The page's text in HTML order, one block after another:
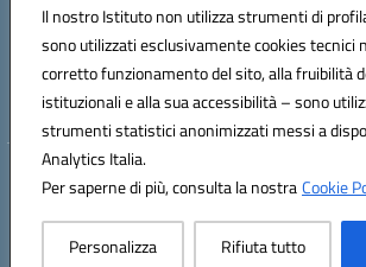
Il nostro Istituto non utilizza strumenti di
sono utilizzati esclusivamente cookies tecnici
corretto funzionamento del sito, alla fruibilità
istituzionali e alla sua accessibilità – sono
strumenti statistici anonimizzati messi a
Analytics Italia.
Per saperne di più, consulta la nostraCookie
Personalizza Rifiuta tutto
Codice fiscale: 81003730710
Codice meccanografico:fgps08000e
Codice Indice delle Pubbliche Amministrazioni
Codice unico di fatturazione (CUF): UFSPA6
Hosting & Powered by 3D
Concept & Design by Designers